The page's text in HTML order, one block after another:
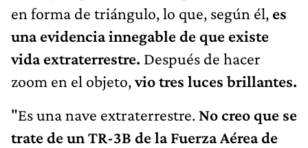
en forma de triángulo, lo que, según él, es
una evidencia innegable de que existe
vida extraterrestre. Después de hacer
zoom en el objeto,vio tres luces brillantes.
"Es una nave extraterrestre. No creo que se
trate de un TR-3B de la Fuerza Aérea de